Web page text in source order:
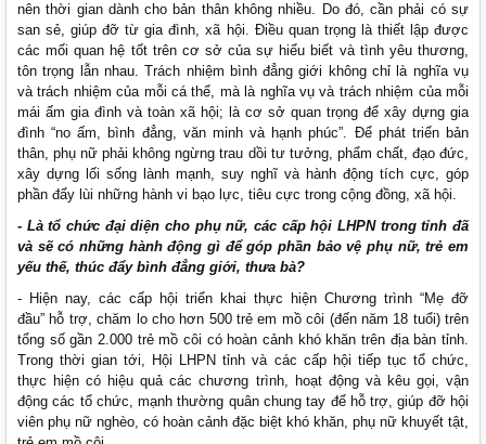
nên thời gian dành cho bản thân không nhiều. Do đó, cần phải có sự
san sẻ, giúp đỡ từ gia đình, xã hội. Điều quan trọng là thiết lập được
các mối quan hệ tốt trên cơ sở của sự hiểu biết và tình yêu thương,
tôn trọng lẫn nhau. Trách nhiệm bình đẳng giới không chỉ là nghĩa vụ
và trách nhiệm của mỗi cá thể, mà là nghĩa vụ và trách nhiệm của mỗi
mái ấm gia đình và toàn xã hội; là cơ sở quan trọng để xây dựng gia
đình “no ấm, bình đẳng, văn minh và hạnh phúc”. Để phát triển bản
thân, phụ nữ phải không ngừng trau dồi tư tưởng, phẩm chất, đạo đức,
xây dựng lối sống lành mạnh, suy nghĩ và hành động tích cực, góp
phần đẩy lùi những hành vi bạo lực, tiêu cực trong cộng đồng, xã hội.
- Là tổ chức đại diện cho phụ nữ, các cấp hội LHPN trong tỉnh đã
và sẽ có những hành động gì để góp phần bảo vệ phụ nữ, trẻ em
yếu thế, thúc đẩy bình đẳng giới, thưa bà?
- Hiện nay, các cấp hội triển khai thực hiện Chương trình “Mẹ đỡ
đầu” hỗ trợ, chăm lo cho hơn 500 trẻ em mồ côi (đến năm 18 tuổi) trên
tổng số gần 2.000 trẻ mồ côi có hoàn cảnh khó khăn trên địa bàn tỉnh.
Trong thời gian tới, Hội LHPN tỉnh và các cấp hội tiếp tục tổ chức,
thực hiện có hiệu quả các chương trình, hoạt động và kêu gọi, vận
động các tổ chức, mạnh thường quân chung tay để hỗ trợ, giúp đỡ hội
viên phụ nữ nghèo, có hoàn cảnh đặc biệt khó khăn, phụ nữ khuyết tật,